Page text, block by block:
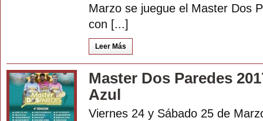
Marzo se juegue el Master Dos
con [...]
Leer Más
Master Dos Paredes
Azul
Viernes 24 y Sábado 25 de